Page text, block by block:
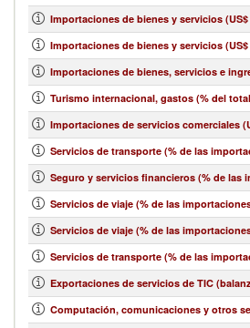
Importaciones de bienes y servicios
Importaciones de bienes y servicios
Importaciones de bienes, servicios e
Turismo internacional, gastos (% del
Importaciones de servicios comerciales
Servicios de transporte (% de las
Seguro y servicios financieros (% de las
Servicios de viaje (% de las
Servicios de viaje (% de las
Servicios de transporte (% de las
Exportaciones de servicios de TIC
Computación, comunicaciones y otros